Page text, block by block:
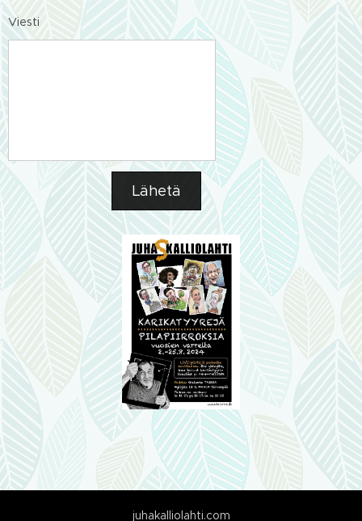
Viesti
Lähetä
juhakalliolahti.com